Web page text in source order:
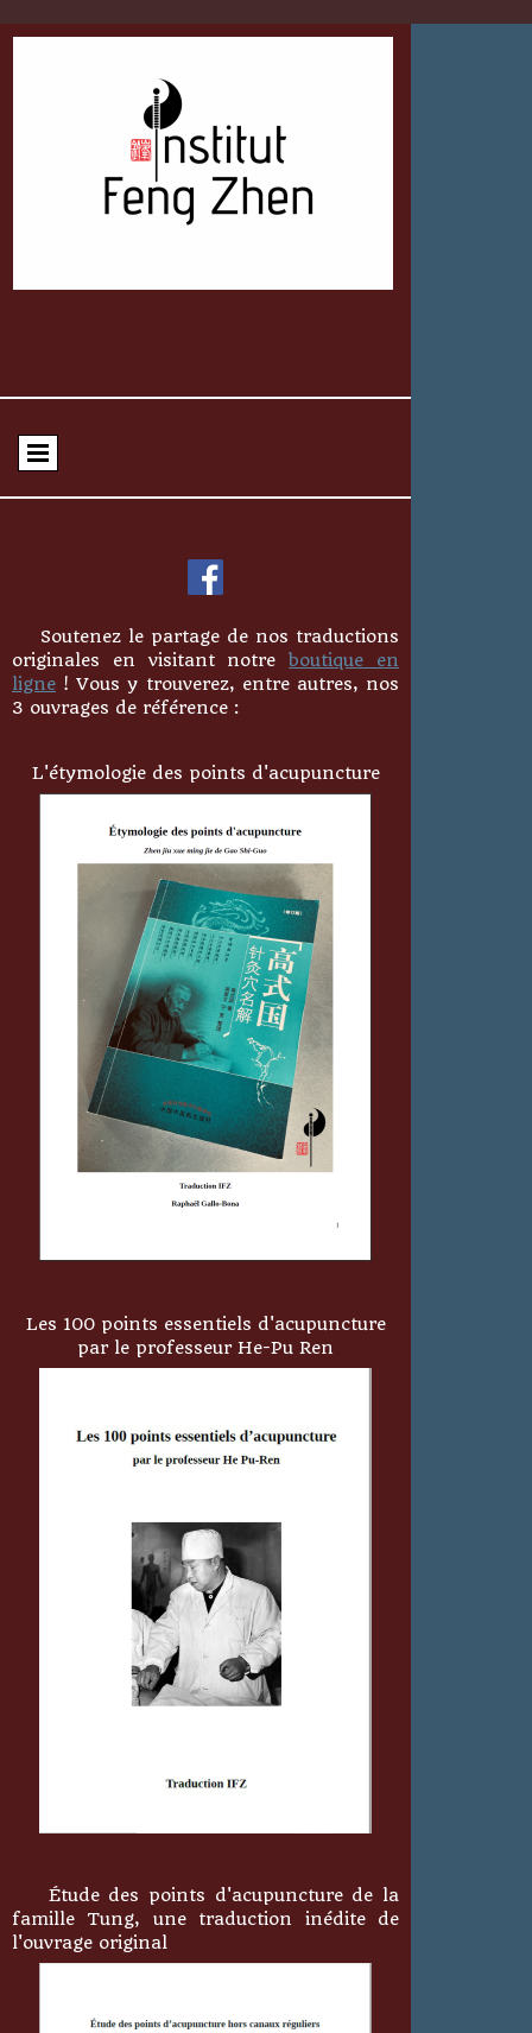
Soutenez le partage de nos traductions
originales en visitant notreboutique en
ligne ! Vous y trouverez, entre autres, nos
3 ouvrages de référence :
L'étymologie des points d'acupuncture
Les 100 points essentiels d'acupuncture
par le professeur He-Pu Ren
Étude des points d'acupuncture de la
famille Tung, une traduction inédite de
l'ouvrage original